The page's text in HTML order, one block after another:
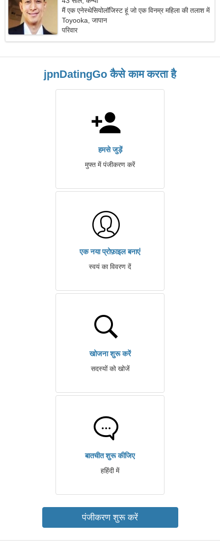
मैं एक एनेस्थेसियोलॉजिस्ट हूं जो एक विनम्र महिला की तलाश में
है।
Toyooka, जापान
परिवार
jpnDatingGo कैसे काम करता है
हमसे जुड़ें
मुफ्त में पंजीकरण करें
एक नया प्रोफ़ाइल बनाएं
स्वयं का विवरण दें
खोजना शुरू करें
सदस्यों को खोजें
बातचीत शुरू कीजिए
हहिंदी में
पंजीकरण शुरू करें